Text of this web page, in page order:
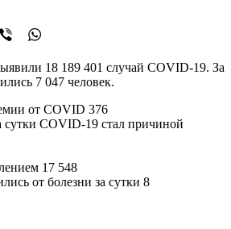
18 189 401 случай COVID-19. За
7 047 человек.
от COVID 376
сутки COVID-19 стал причиной
17 548
от болезни за сутки 8